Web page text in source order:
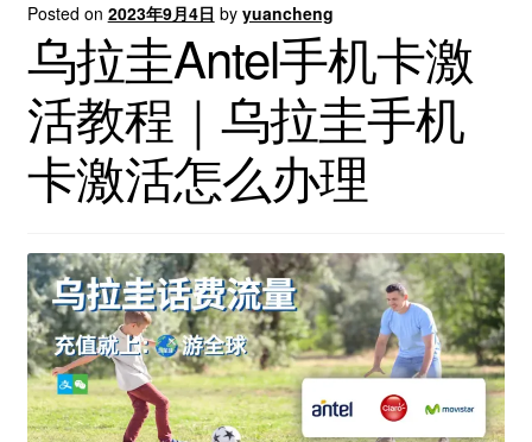
Posted on 2023年9月4日 by yuancheng
乌拉圭Antel手机卡激
活教程｜乌拉圭手机
卡激活怎么办理